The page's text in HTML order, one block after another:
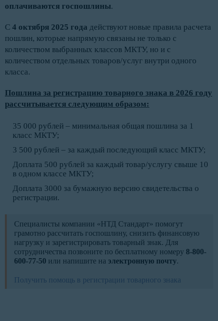
оплачиваются госпошлины.
С 4 октября 2025 года действуют новые правила расчета
пошлин, которые напрямую связаны не только с
количеством выбранных классов МКТУ, но и с
количеством отдельных товаров/услуг внутри одного
класса.
Пошлина за регистрацию товарного знака в 2026 году
рассчитывается следующим образом:
35 000 рублей – минимальная общая пошлина за 1
класс МКТУ;
3 500 рублей – за каждый последующий класс МКТУ;
Доплата 500 рублей за каждый товар/услугу свыше 10
в одном классе МКТУ;
Доплата 3000 за бумажную версию свидетельства о
регистрации.
Специалисты компании «НТД Стандарт» помогут
грамотно рассчитать госпошлину, снизить финансовую
нагрузку и зарегистрировать товарный знак. Для
сотрудничества позвоните по бесплатному номеру 8-800-
600-77-50 или напишите на электронную почту.
Получить помощь в регистрации товарного знака